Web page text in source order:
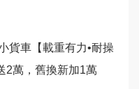
貨車【載重有力•耐操
2萬，舊換新加1萬